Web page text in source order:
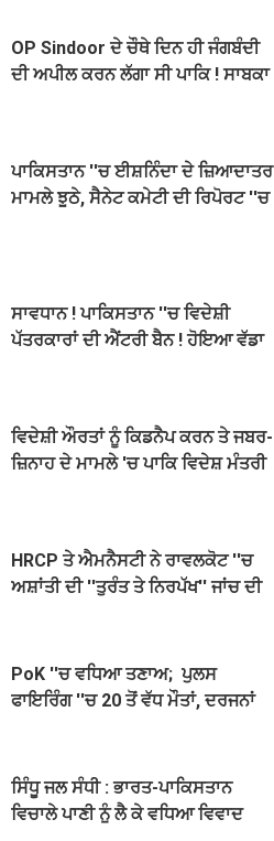
OP Sindoor ਦੇ ਚੌਥੇ ਦਿਨ ਹੀ ਜੰਗਬੰਦੀ
ਦੀ ਅਪੀਲ ਕਰਨ ਲੱਗਾ ਸੀ ਪਾਕਿ ! ਸਾਬਕਾ
ਪਾਕਿਸਤਾਨ ''ਚ ਈਸ਼ਨਿੰਦਾ ਦੇ ਜ਼ਿਆਦਾਤਰ
ਮਾਮਲੇ ਝੂਠੇ, ਸੈਨੇਟ ਕਮੇਟੀ ਦੀ ਰਿਪੋਰਟ ''ਚ
ਸਾਵਧਾਨ ! ਪਾਕਿਸਤਾਨ ''ਚ ਵਿਦੇਸ਼ੀ
ਪੱਤਰਕਾਰਾਂ ਦੀ ਐਂਟਰੀ ਬੈਨ ! ਹੋਇਆ ਵੱਡਾ
ਵਿਦੇਸ਼ੀ ਔਰਤਾਂ ਨੂੰ ਕਿਡਨੈਪ ਕਰਨ ਤੇ ਜਬਰ-
ਜ਼ਿਨਾਹ ਦੇ ਮਾਮਲੇ 'ਚ ਪਾਕਿ ਵਿਦੇਸ਼ ਮੰਤਰੀ
HRCP ਤੇ ਐਮਨੈਸਟੀ ਨੇ ਰਾਵਲਕੋਟ ''ਚ
ਅਸ਼ਾਂਤੀ ਦੀ ''ਤੁਰੰਤ ਤੇ ਨਿਰਪੱਖ'' ਜਾਂਚ ਦੀ
PoK ''ਚ ਵਧਿਆ ਤਣਾਅ; ਪੁਲਸ
ਫਾਇਰਿੰਗ ''ਚ 20 ਤੋਂ ਵੱਧ ਮੌਤਾਂ, ਦਰਜਨਾਂ
ਸਿੰਧੂ ਜਲ ਸੰਧੀ : ਭਾਰਤ-ਪਾਕਿਸਤਾਨ
ਵਿਚਾਲੇ ਪਾਣੀ ਨੂੰ ਲੈ ਕੇ ਵਧਿਆ ਵਿਵਾਦ